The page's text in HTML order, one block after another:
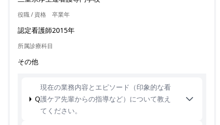
役職 / 資格
認定看護師
卒業年
2015年
所属診療科目
その他
Q
現在の業務内容とエピソード（印象的な看
護ケア先輩からの指導など）について教え
てください。